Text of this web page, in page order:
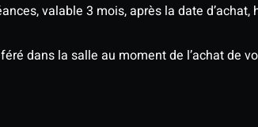
valable 3 mois, après la date
dans la salle au moment de l’achat de